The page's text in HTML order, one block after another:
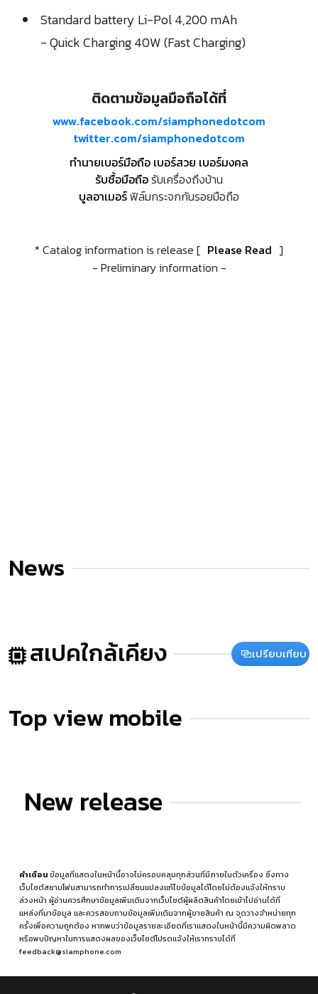
Standard battery Li-Pol 4,200 mAh
- Quick Charging 40W (Fast Charging)
ติดตามข้อมูลมือถือได้ที่
www.facebook.com/siamphonedotcom
twitter.com/siamphonedotcom
ทำนายเบอร์มือถือ เบอร์สวย เบอร์มงคล
รับซื้อมือถือรับเครื่องถึงบ้าน
บูลอาเมอร์ฟิล์มกระจกกันรอยมือถือ
* Catalog information is release [ Please Read ]
- Preliminary information -
News
สเปคใกล้เคียง เปรียบเทียบ
Top view mobile
New release
คำเตือนข้อมูลที่แสดงในหน้านี้อาจไม่ครอบคลุมทุกส่วนที่มีภายในตัวเครื่อง ซึ่งทาง
เว็บไซต์สยามโฟนสามารถทำการเปลี่ยนแปลงแก้ไขข้อมูลได้โดยไม่ต้องแจ้งให้ทราบ
ล่วงหน้า ผู้อ่านควรศึกษาข้อมูลเพิ่มเติมจากเว็บไซต์ผู้ผลิตสินค้าโดยเข้าไปอ่านได้ที่
แหล่งที่มาข้อมูล และควรสอบถามข้อมูลเพิ่มเติมจากผู้ขายสินค้า ณ จุดวางจำหน่ายทุก
ครั้งเพื่อความถูกต้อง หากพบว่าข้อมูลรายละเอียดที่เราแสดงในหน้านี้มีความผิดพลาด
หรือพบปัญหาในการแสดงผลของเว็บไซต์โปรดแจ้งให้เราทราบได้ที่
feedback@siamphone.com